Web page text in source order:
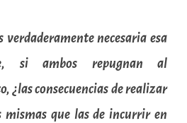
verdaderamente necesaria esa
si ambos repugnan al
¿las consecuencias de realizar
que las de incurrir en